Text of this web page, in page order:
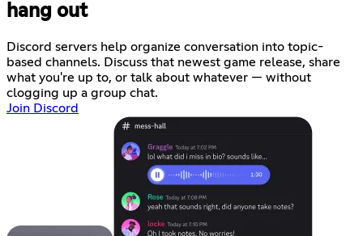
hang out
Discord servers help organize conversation into topic-
based channels. Discuss that newest game release, share
what you're up to, or talk about whatever — without
clogging up a group chat.
Join Discord